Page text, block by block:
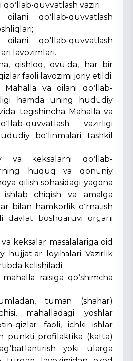
qoʻllab-quvvatlash vaziri;
qoʻllab-quvvatlash
qoʻllab-quvvatlash
lavozimlari.
qishloq, ovulda, har bir
faoli lavozimi joriy etildi.
Mahalla va oilani qoʻllab-
hamda uning hududiy
tegishincha Mahalla va
quvvatlash vazirligi
boʻlinmalari tashkil
va keksalarni qoʻllab-
huquq va qonuniy
qilish sohasidagi yagona
ishlab chiqish va amalga
bilan hamkorlik oʻrnatish
davlat boshqaruvi organi
keksalar masalalariga oid
hujjatlar loyihalari Vazirlik
kelishiladi.
raisiga qoʻshimcha
tuman (shahar)
mahalladagi yoshlar
qizlar faoli, ichki ishlar
punkti profilaktika (katta)
yoki ularga